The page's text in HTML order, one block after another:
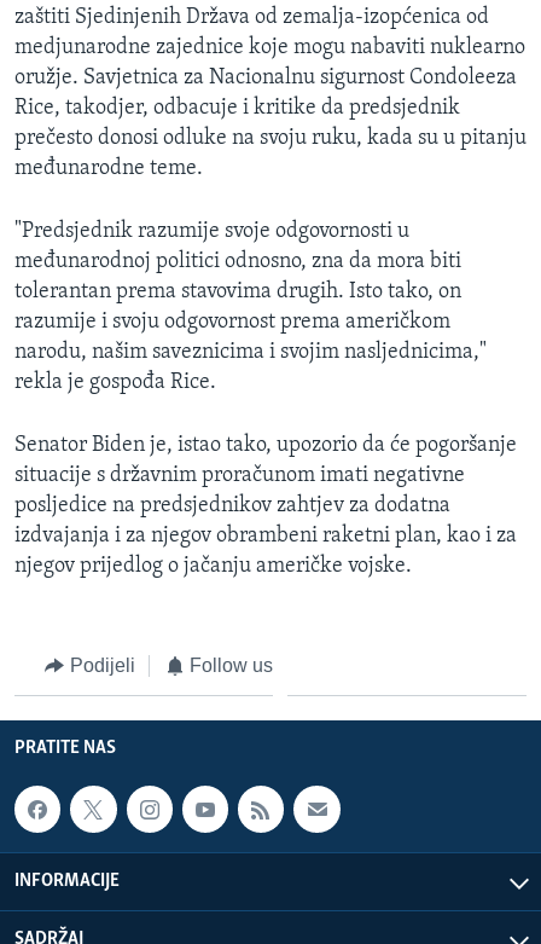
zaštiti Sjedinjenih Država od zemalja-izopćenica od
medjunarodne zajednice koje mogu nabaviti nuklearno
oružje. Savjetnica za Nacionalnu sigurnost Condoleeza
Rice, takodjer, odbacuje i kritike da predsjednik
prečesto donosi odluke na svoju ruku, kada su u pitanju
međunarodne teme.
"Predsjednik razumije svoje odgovornosti u
međunarodnoj politici odnosno, zna da mora biti
tolerantan prema stavovima drugih. Isto tako, on
razumije i svoju odgovornost prema američkom
narodu, našim saveznicima i svojim nasljednicima,"
rekla je gospođa Rice.
Senator Biden je, istao tako, upozorio da će pogoršanje
situacije s državnim proračunom imati negativne
posljedice na predsjednikov zahtjev za dodatna
izdvajanja i za njegov obrambeni raketni plan, kao i za
njegov prijedlog o jačanju američke vojske.
Podijeli Follow us
PRATITE NAS
INFORMACIJE
SADRŽAJ